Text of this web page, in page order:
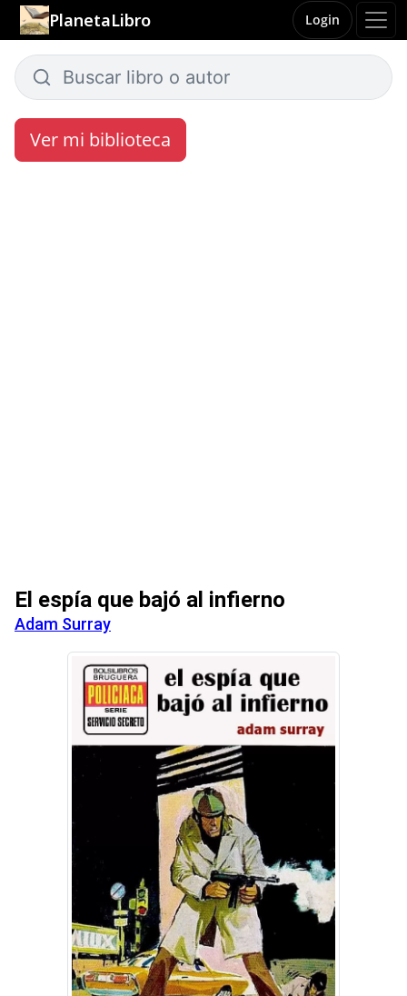
PlanetaLibro Login
Ver mi biblioteca
El espía que bajó al infierno
Adam Surray